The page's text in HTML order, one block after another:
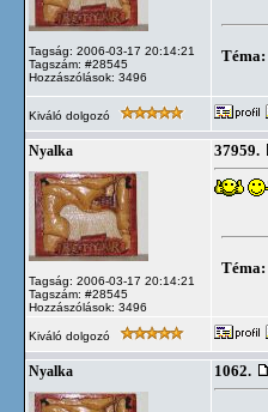
Tagság: 2006-03-17 20:14:21
Tagszám: #28545
Hozzászólások: 3496
Téma:
Kiváló dolgozó
Nyalka
Tagság: 2006-03-17 20:14:21
Tagszám: #28545
Hozzászólások: 3496
37959.
Téma:
Kiváló dolgozó
Nyalka 1062.